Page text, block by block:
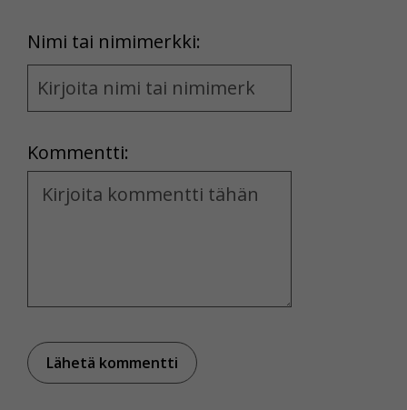
Nimi tai nimimerkki:
Name
and
Kommentti:
Kommentti